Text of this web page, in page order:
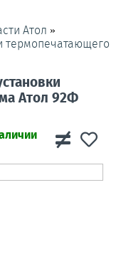
Атол »
термопечатающего
Атол 92Ф